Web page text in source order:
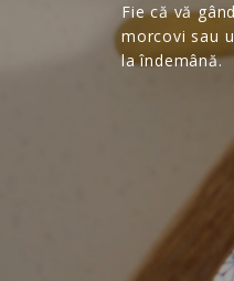
Fie că vă
morcovi sau
la îndemână.